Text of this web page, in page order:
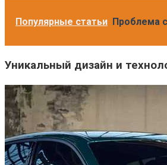
Популярные статьи Проблема
Уникальный дизайн и